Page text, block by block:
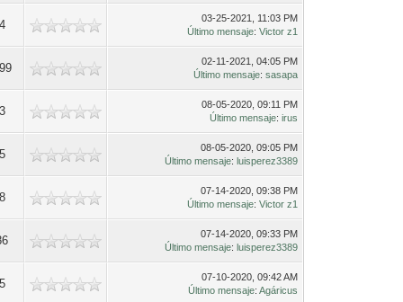
03-25-2021, 11:03 PM
Último mensaje:Victor z1
02-11-2021, 04:05 PM
Último mensaje:sasapa
08-05-2020, 09:11 PM
Último mensaje:irus
08-05-2020, 09:05 PM
Último mensaje:luisperez3389
07-14-2020, 09:38 PM
Último mensaje:Victor z1
07-14-2020, 09:33 PM
Último mensaje:luisperez3389
07-10-2020, 09:42 AM
Último mensaje:Agáricus